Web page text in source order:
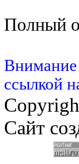
Полный
ссылкой
Сайт